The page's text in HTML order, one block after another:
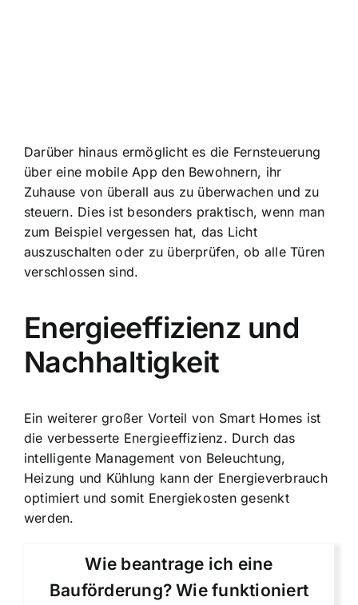
Darüber hinaus ermöglicht es die Fernsteuerung
über eine mobile App den Bewohnern, ihr
Zuhause von überall aus zu überwachen und zu
steuern. Dies ist besonders praktisch, wenn man
zum Beispiel vergessen hat, das Licht
auszuschalten oder zu überprüfen, ob alle Türen
verschlossen sind.
Energieeffizienz und
Nachhaltigkeit
Ein weiterer großer Vorteil von Smart Homes ist
die verbesserte Energieeffizienz. Durch das
intelligente Management von Beleuchtung,
Heizung und Kühlung kann der Energieverbrauch
optimiert und somit Energiekosten gesenkt
werden.
Wie beantrage ich eine
Bauförderung? Wie funktioniert